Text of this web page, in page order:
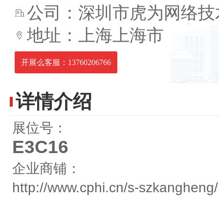
公司：深圳市虎为网络
地址：上海上海市
开展么客服：13760206766
详情介绍
展位号：
E3C16
企业商铺：
http://www.cphi.cn/s-szkangheng/